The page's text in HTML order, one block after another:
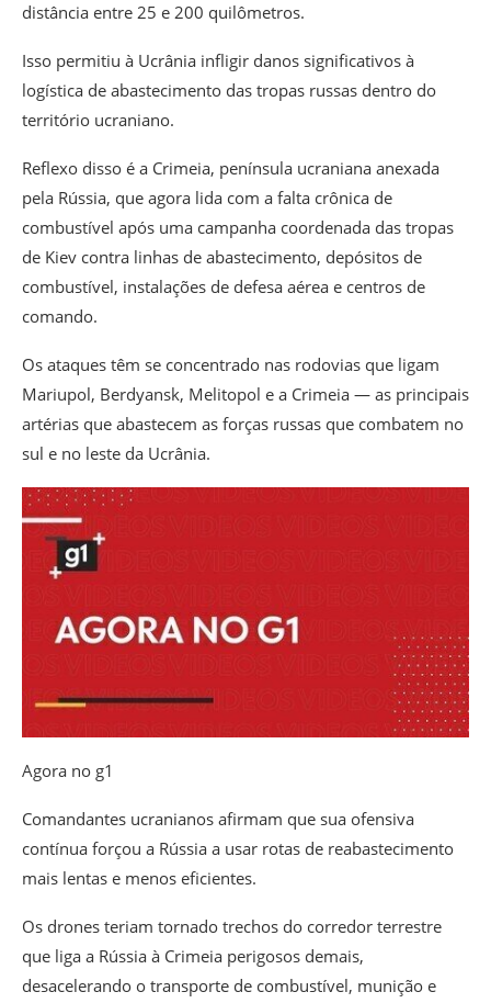
distância entre 25 e 200 quilômetros.
Isso permitiu à Ucrânia infligir danos significativos à
logística de abastecimento das tropas russas dentro do
território ucraniano.
Reflexo disso é a Crimeia, península ucraniana anexada
pela Rússia, que agora lida com a falta crônica de
combustível após uma campanha coordenada das tropas
de Kiev contra linhas de abastecimento, depósitos de
combustível, instalações de defesa aérea e centros de
comando.
Os ataques têm se concentrado nas rodovias que ligam
Mariupol, Berdyansk, Melitopol e a Crimeia — as principais
artérias que abastecem as forças russas que combatem no
sul e no leste da Ucrânia.
Agora no g1
Comandantes ucranianos afirmam que sua ofensiva
contínua forçou a Rússia a usar rotas de reabastecimento
mais lentas e menos eficientes.
Os drones teriam tornado trechos do corredor terrestre
que liga a Rússia à Crimeia perigosos demais,
desacelerando o transporte de combustível, munição e